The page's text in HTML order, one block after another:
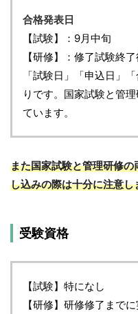
合格発表日
【試験】：9月中旬
【研修】：修了試験終了
「試験日」「申込日」
りです。国家試験と管
ています。
また国家試験と管理研修
し込みの際は十分に注意し
受験資格
【試験】特になし
【研修】研修修了まで